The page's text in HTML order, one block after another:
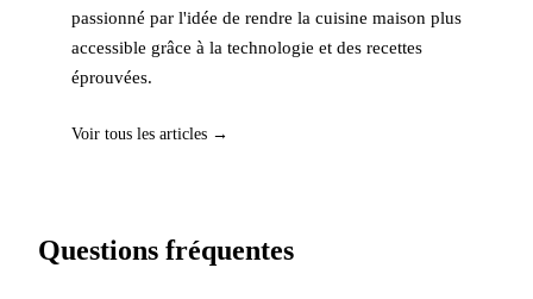
passionné par l'idée de rendre la cuisine maison plus
accessible grâce à la technologie et des recettes
éprouvées.
Voir tous les articles →
Questions fréquentes